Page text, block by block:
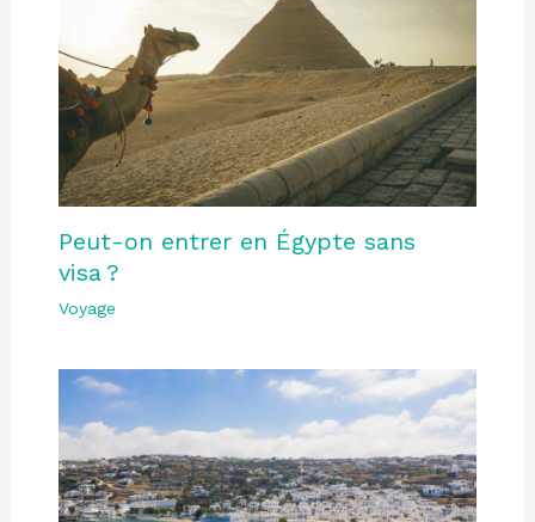
Peut-on entrer en Égypte sans
visa ?
Voyage